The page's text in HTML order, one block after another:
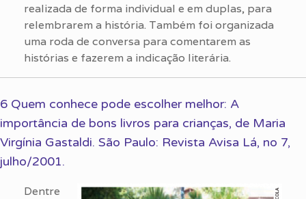
realizada de forma individual e em duplas, para
relembrarem a história. Também foi organizada
uma roda de conversa para comentarem as
histórias e fazerem a indicação literária.
6 Quem conhece pode escolher melhor: A
importância de bons livros para crianças, de Maria
Virgínia Gastaldi. São Paulo: Revista Avisa Lá, no 7,
julho/2001.
Dentre